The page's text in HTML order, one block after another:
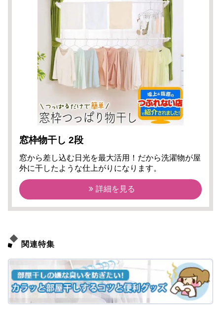
窓枠物干し 2段
窓から差し込む日光を最大活用！だから洗濯物が屋
外に干したような仕上がりになります。
詳細を見る
関連特集